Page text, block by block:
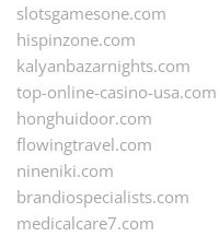
slotsgamesone.com
hispinzone.com
kalyanbazarnights.com
top-online-casino-usa.com
honghuidoor.com
flowingtravel.com
nineniki.com
brandiospecialists.com
medicalcare7.com